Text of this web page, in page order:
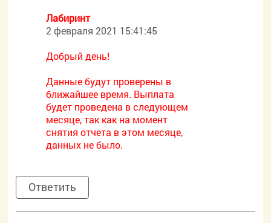
Лабиринт
2 февраля 2021 15:41:45
Добрый день!
Данные будут проверены в
ближайшее время. Выплата
будет проведена в следующем
месяце, так как на момент
снятия отчета в этом месяце,
данных не было.
Ответить